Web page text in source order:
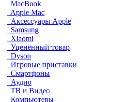
MacBook
Apple Mac
Аксессуары Apple
Samsung
Xiaomi
Уценённый товар
Dyson
Игровые приставки
Смартфоны
Аудио
ТВ и Видео
Компьютеры